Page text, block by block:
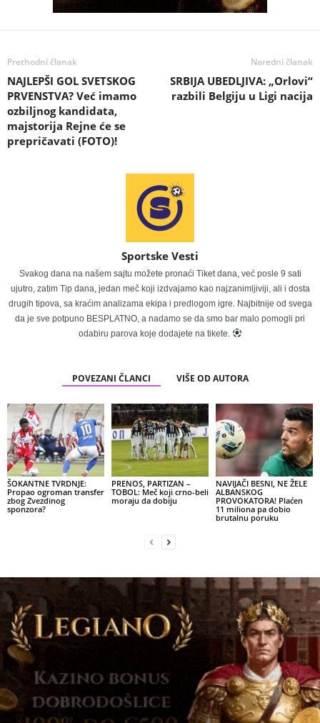
Prethodni članak
NAJLEPŠI GOL SVETSKOG
PRVENSTVA? Već imamo
ozbiljnog kandidata,
majstorija Rejne će se
prepričavati (FOTO)!
Naredni članak
SRBIJA UBEDLJIVA: „Orlovi“
razbili Belgiju u Ligi nacija
Sportske Vesti
Svakog dana na našem sajtu možete pronaći Tiket dana, već posle 9 sati
ujutro, zatim Tip dana, jedan meč koji izdvajamo kao najzanimljiviji, ali i dosta
drugih tipova, sa kraćim analizama ekipa i predlogom igre. Najbitnije od svega
da je sve potpuno BESPLATNO, a nadamo se da smo bar malo pomogli pri
odabiru parova koje dodajete na tikete.
POVEZANI ČLANCI VIŠE OD AUTORA
ŠOKANTNE TVRDNJE:
Propao ogroman transfer
zbog Zvezdinog
sponzora?
PRENOS, PARTIZAN –
TOBOL: Meč koji crno-beli
moraju da dobiju
NAVIJAČI BESNI, NE ŽELE
ALBANSKOG
PROVOKATORA! Plaćen
11 miliona pa dobio
brutalnu poruku